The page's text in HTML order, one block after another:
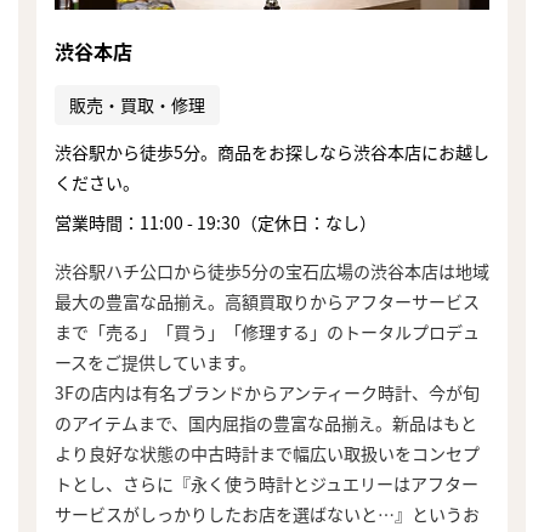
渋谷本店
販売・買取・修理
渋谷駅から徒歩5分。商品をお探しなら渋谷本店にお越し
ください。
営業時間：11:00 - 19:30（定休日：なし）
渋谷駅ハチ公口から徒歩5分の宝石広場の渋谷本店は地域
最大の豊富な品揃え。高額買取りからアフターサービス
まで「売る」「買う」「修理する」のトータルプロデュ
ースをご提供しています。
3Fの店内は有名ブランドからアンティーク時計、今が旬
のアイテムまで、国内屈指の豊富な品揃え。新品はもと
より良好な状態の中古時計まで幅広い取扱いをコンセプ
トとし、さらに『永く使う時計とジュエリーはアフター
サービスがしっかりしたお店を選ばないと…』というお